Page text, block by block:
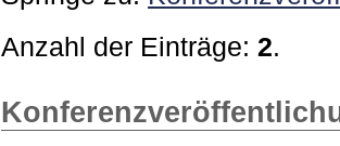
Anzahl der Einträge: 2.